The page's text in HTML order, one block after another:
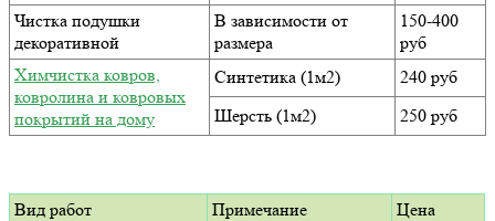
Чистка подушки
декоративной
В зависимости от
размера
150-400
руб
Химчистка ковров,
ковролина и ковровых
покрытий на дому
Синтетика (1м2)
240 руб
Шерсть (1м2)
250 руб
Вид работ Примечание
Цена